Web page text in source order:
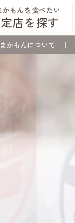
かもんを食べたい
店を探す
かもんについて